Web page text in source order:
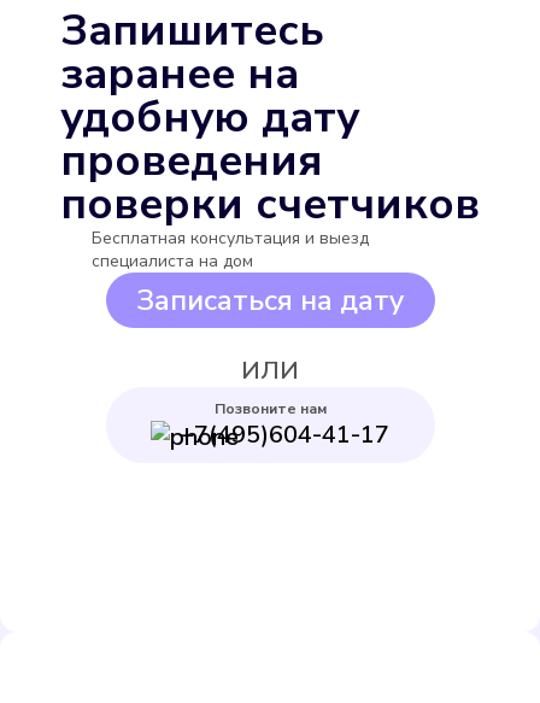
Itelma WFW20.D080
Подробнее
Выбрать
Запишитесь
заранее на
удобную дату
проведения
поверки счетчиков
Бесплатная консультация и выезд
специалиста на дом
Записаться на дату
ИЛИ
Позвоните нам
+7(495)604-41-17